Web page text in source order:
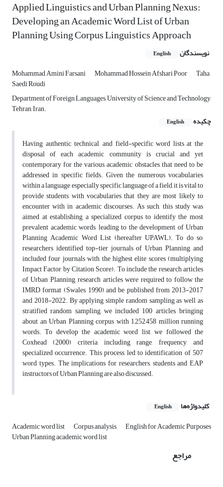
Applied Linguistics and Urban Planning Nexus:
Developing an Academic Word List of Urban
Planning Using Corpus Linguistics Approach
نویسندگان English
Mohammad Amini Farsani Mohammad Hossein Afshari Poor Taha
Saedi Roudi
Department of Foreign Languages, University of Science and Technology,
Tehran, Iran.
چکیده
English
Having authentic, technical, and field-specific word lists at the
disposal of each academic community is crucial and yet
contemporary for the various academic obstacles that need to be
addressed in specific fields. Given the numerous vocabularies
within a language, especially specific language of a field, it is vital to
provide students with vocabularies that they are most likely to
encounter with in academic discourses. As such, this study was
aimed at establishing a specialized corpus to identify the most
prevalent academic words, leading to the development of Urban
Planning Academic Word List (hereafter UPAWL). To do so,
researchers identified top-tier journals of Urban Planning and
included four journals with the highest elite scores (multiplying
Impact Factor by Citation Score). To include the research articles
of Urban Planning, research articles were required to follow the
IMRD format (Swales, 1990) and be published from 2013-2017
and 2018-2022. By applying simple random sampling as well as
stratified random sampling, we included 100 articles, bringing
about an Urban Planning corpus with 1,252,458 million running
words. To develop the academic word list, we followed the
Coxhead (2000) criteria, including range, frequency, and
specialized occurrence. This process led to identification of 507
word types. The implications for researchers, students and EAP
instructors of Urban Planning are also discussed.
کلیدواژه‌ها English
Academic word list Corpus analysis English for Academic Purposes
Urban Planning academic word list
مراجع